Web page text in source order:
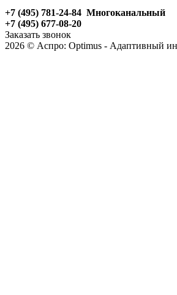
+7 (495) 781-24-84 Многоканальный
+7 (495) 677-08-20
Заказать звонок
2026 © Аспро: Optimus - Адаптивный